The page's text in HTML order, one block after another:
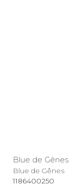
Blue de
Blue de Gênes
1186400250